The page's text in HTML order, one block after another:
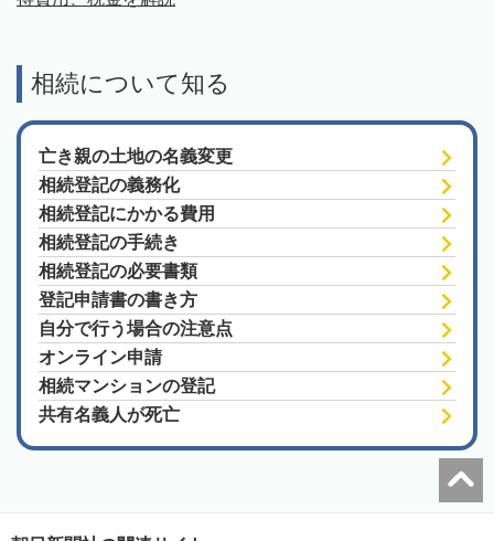
相続について知る
亡き親の土地の名義変更
相続登記の義務化
相続登記にかかる費用
相続登記の手続き
相続登記の必要書類
登記申請書の書き方
自分で行う場合の注意点
オンライン申請
相続マンションの登記
共有名義人が死亡